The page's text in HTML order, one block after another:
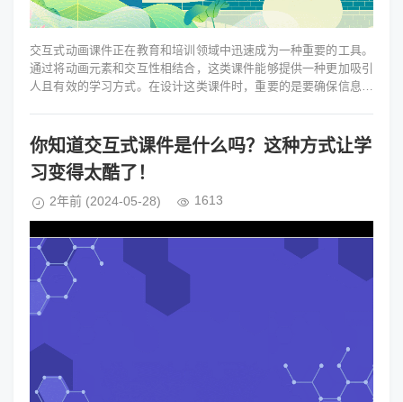
交互式动画课件正在教育和培训领域中迅速成为一种重要的工具。
通过将动画元素和交互性相结合，这类课件能够提供一种更加吸引
人且有效的学习方式。在设计这类课件时，重要的是要确保信息的
你知道交互式课件是什么吗？这种方式让学
习变得太酷了！
2年前 (2024-05-28) 1613